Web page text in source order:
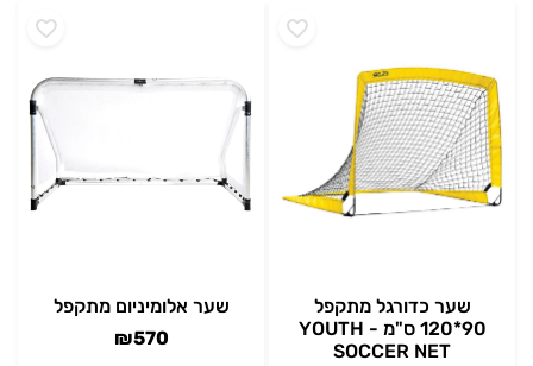
שער כדורגל מתקפל
90*120 ס"מ - YOUTH
SOCCER NET
שער אלומיניום מתקפל
₪570